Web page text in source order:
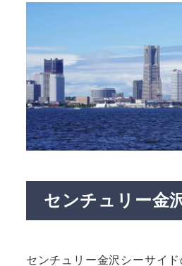
センチュリー金
センチュリー金沢シーサイ